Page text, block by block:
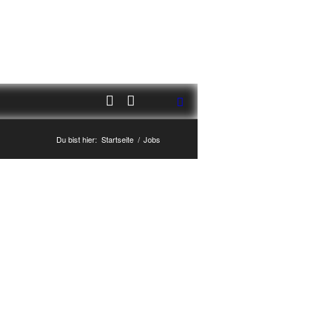
Du bist hier: Startseite / Jobs